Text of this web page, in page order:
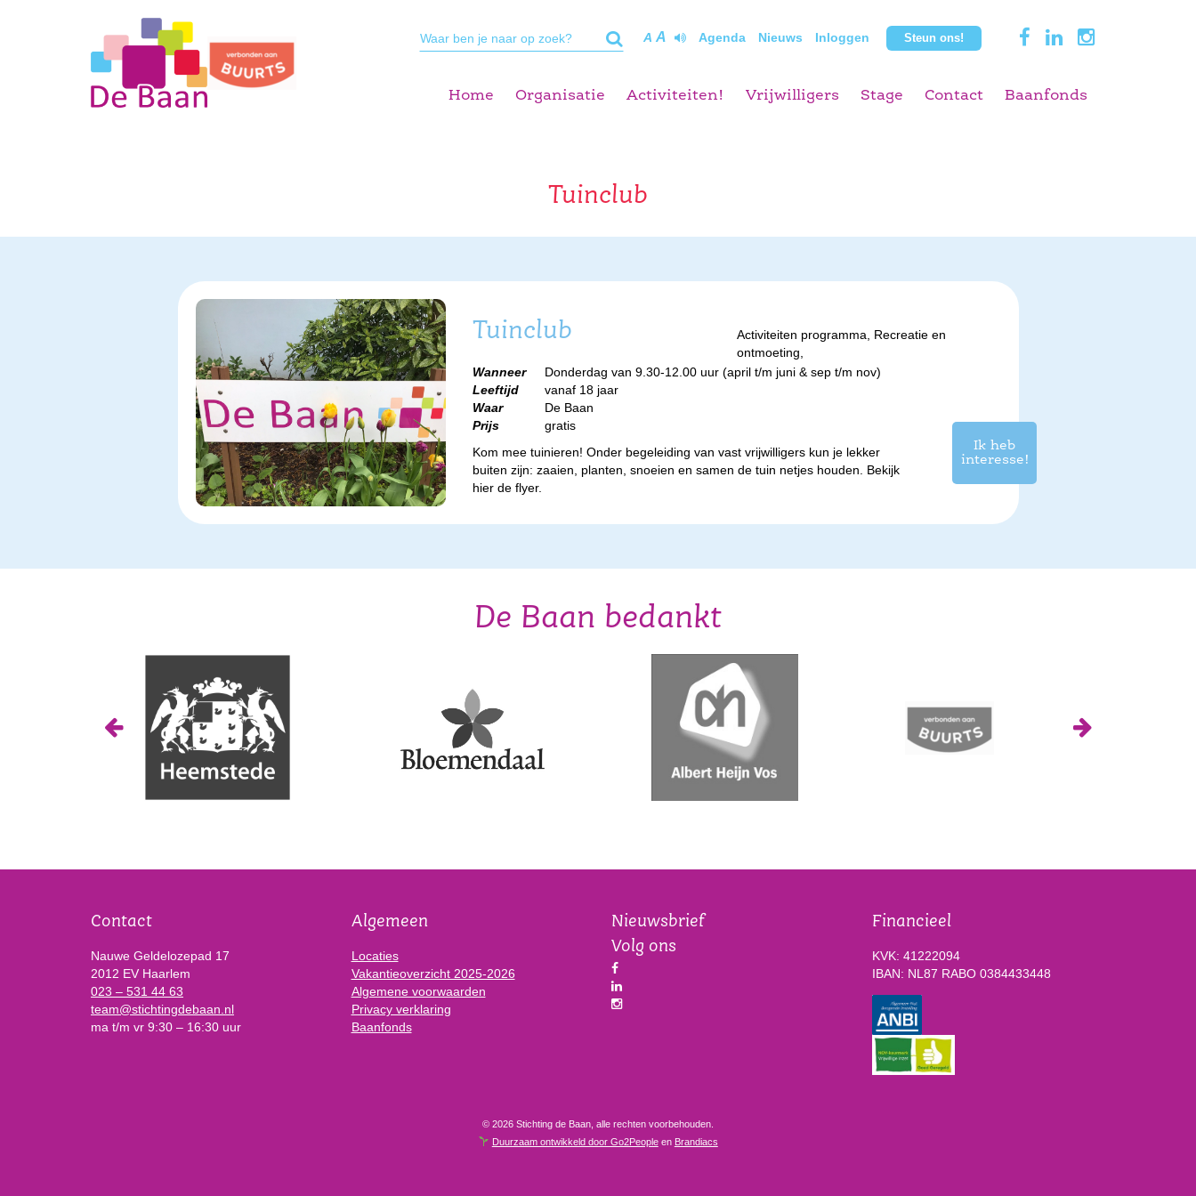
A A Agenda Nieuws Inloggen Steun ons!
Home Organisatie Activiteiten! Vrijwilligers Stage Contact Baanfonds
Tuinclub
Tuinclub
Activiteiten programma, Recreatie en
ontmoeting,
Wanneer
Donderdag van 9.30-12.00 uur (april t/m juni & sep t/m nov)
Leeftijd
vanaf 18 jaar
Waar
De Baan
Prijs
gratis
Kom mee tuinieren! Onder begeleiding van vast vrijwilligers kun je lekker
buiten zijn: zaaien, planten, snoeien en samen de tuin netjes houden. Bekijk
hier de flyer.
Ik heb
interesse!
De Baan bedankt
Contact
Nauwe Geldelozepad 17
2012 EV Haarlem
023 – 531 44 63
team@stichtingdebaan.nl
ma t/m vr 9:30 – 16:30 uur
Algemeen
Locaties
Vakantieoverzicht 2025-2026
Algemene voorwaarden
Privacy verklaring
Baanfonds
Nieuwsbrief
Volg ons
Financieel
KVK: 41222094
IBAN: NL87 RABO 0384433448
© 2026 Stichting de Baan, alle rechten voorbehouden.
Duurzaam ontwikkeld door Go2Peopleen Brandiacs